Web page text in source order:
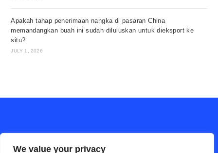
We value your privacy
Apakah tahap penerimaan nangka di pasaran China
memandangkan buah ini sudah diluluskan untuk dieksport ke
situ?
JULY 1, 2026